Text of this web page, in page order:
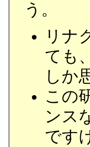
う。
リナ
ても
しか
この
ンス
です